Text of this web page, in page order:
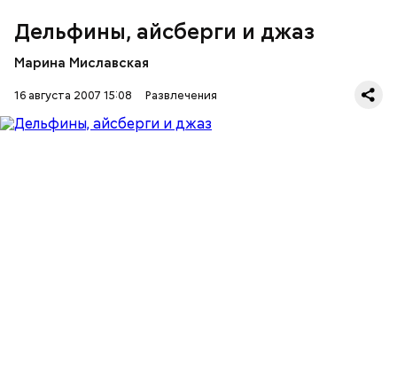
Дельфины, айсберги и джаз
Марина Миславская
16 августа 2007 15:08 Развлечения